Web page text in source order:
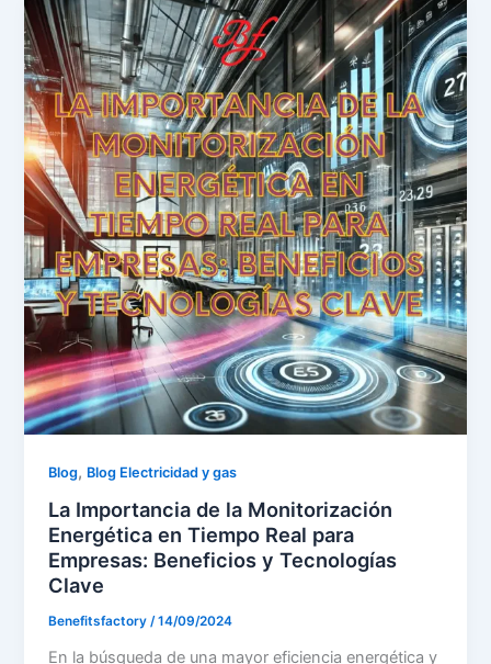
Blog, Blog Electricidad y gas
La Importancia de la Monitorización
Energética en Tiempo Real para
Empresas: Beneficios y Tecnologías
Clave
Benefitsfactory/14/09/2024
En la búsqueda de una mayor eficiencia energética y